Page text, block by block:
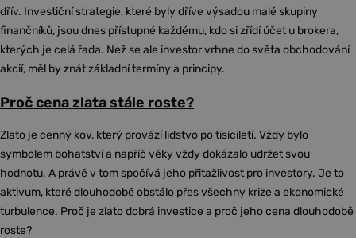
dřív. Investiční strategie, které byly dříve výsadou malé skupiny
finančníků, jsou dnes přístupné každému, kdo si zřídí účet u brokera,
kterých je celá řada. Než se ale investor vrhne do světa obchodování
akcií, měl by znát základní termíny a principy.
Proč cena zlata stále roste?
Zlato je cenný kov, který provází lidstvo po tisíciletí. Vždy bylo
symbolem bohatství a napříč věky vždy dokázalo udržet svou
hodnotu. A právě v tom spočívá jeho přitažlivost pro investory. Je to
aktivum, které dlouhodobě obstálo přes všechny krize a ekonomické
turbulence. Proč je zlato dobrá investice a proč jeho cena dlouhodobě
roste?